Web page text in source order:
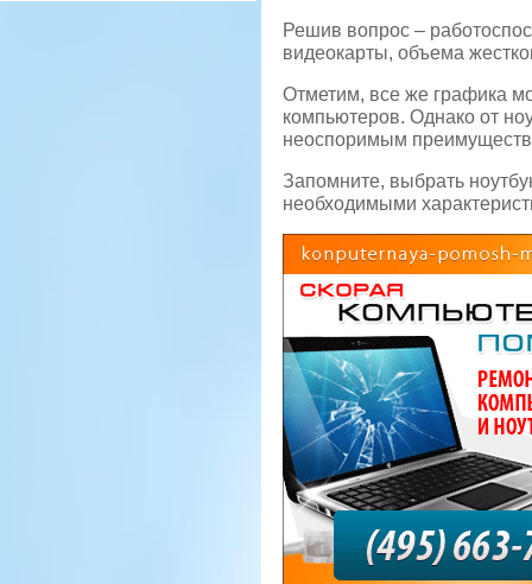
Решив вопрос –
видеокарты, объема
Отметим, все же графика
компьютеров. Однако от
неоспоримым
Запомните, выбрать
необходимыми